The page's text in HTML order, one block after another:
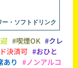
・ソフトドリンク
#喫煙OK #クレ
決済可 #おひと
あり #ノンアルコ